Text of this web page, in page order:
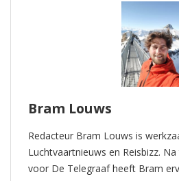
Bram Louws
Redacteur Bram Louws is
Luchtvaartnieuws en Reisbizz.
voor De Telegraaf heeft Bram